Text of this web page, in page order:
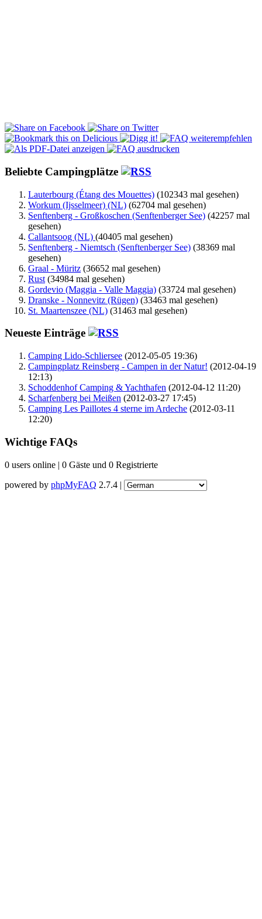
Beliebte Campingplätze
Lauterbourg (Étang des Mouettes) (102343 mal gesehen)
Workum (Ijsselmeer) (NL) (62704 mal gesehen)
Senftenberg - Großkoschen (Senftenberger See) (42257 mal
gesehen)
Callantsoog (NL) (40405 mal gesehen)
Senftenberg - Niemtsch (Senftenberger See) (38369 mal
gesehen)
Graal - Müritz (36652 mal gesehen)
Rust (34984 mal gesehen)
Gordevio (Maggia - Valle Maggia) (33724 mal gesehen)
Dranske - Nonnevitz (Rügen) (33463 mal gesehen)
St. Maartenszee (NL) (31463 mal gesehen)
Neueste Einträge
Camping Lido-Schliersee (2012-05-05 19:36)
Campingplatz Reinsberg - Campen in der Natur! (2012-04-19
12:13)
Schoddenhof Camping & Yachthafen (2012-04-12 11:20)
Scharfenberg bei Meißen (2012-03-27 17:45)
Camping Les Paillotes 4 sterne im Ardeche (2012-03-11
12:20)
Wichtige FAQs
0 users online | 0 Gäste und 0 Registrierte
powered by phpMyFAQ 2.7.4 |